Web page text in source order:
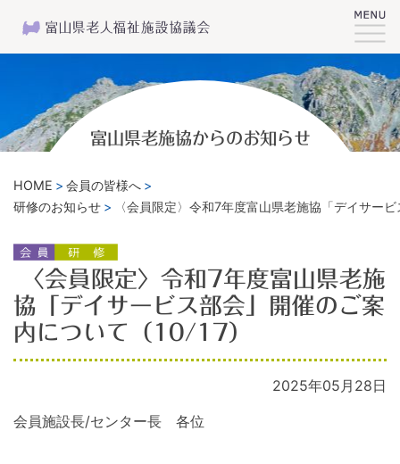
富山県老施協からのお知らせ
HOME
会員の皆様へ
研修のお知らせ
〈会員限定〉令和7年度富山県老施協「デイサー
〈会員限定〉令和7年度富山県老施
協「デイサービス部会」開催のご案
内について（10/17）
2025年05月28日
会員施設長/センター長 各位